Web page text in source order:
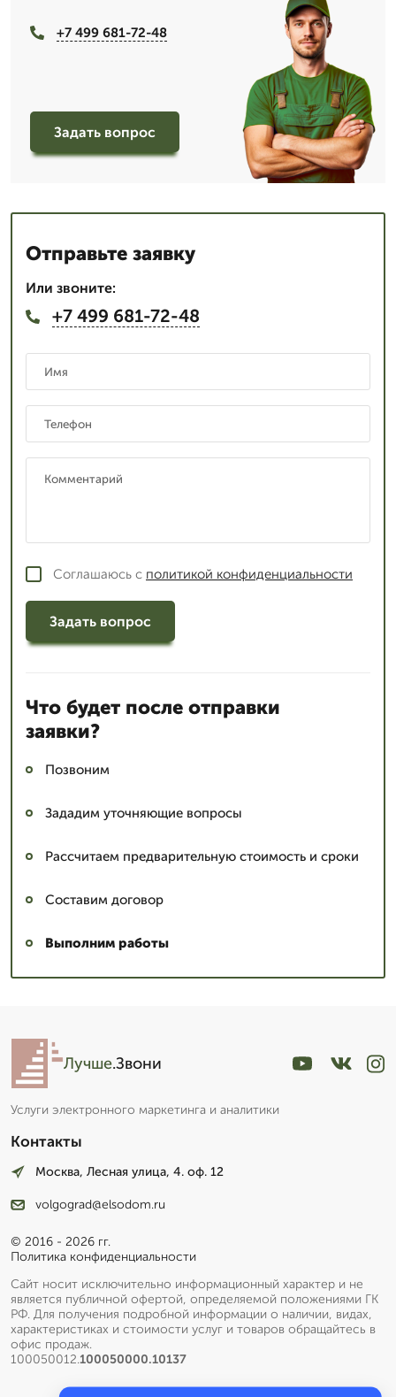
+7 499 681-72-48
Задать вопрос
Отправьте заявку
Или звоните:
+7 499 681-72-48
Соглашаюсь с политикой конфиденциальности
Задать вопрос
Что будет после отправки
заявки?
Позвоним
Зададим уточняющие вопросы
Рассчитаем предварительную стоимость и сроки
Составим договор
Выполним работы
Лучше.Звони
Услуги электронного маркетинга и аналитики
Контакты
Москва, Лесная улица, 4. оф. 12
volgograd@elsodom.ru
© 2016 - 2026 гг.
Политика конфиденциальности
Сайт носит исключительно информационный характер и не
является публичной офертой, определяемой положениями ГК
РФ. Для получения подробной информации о наличии, видах,
характеристиках и стоимости услуг и товаров обращайтесь в
офис продаж.
100050012.100050000.10137